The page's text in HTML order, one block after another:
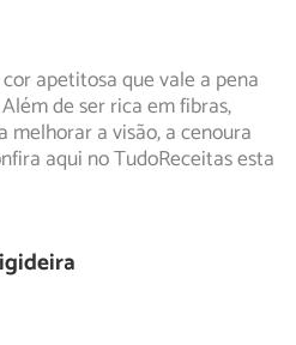
apetitosa que vale a pena
de ser rica em fibras,
melhorar a visão, a cenoura
aqui no TudoReceitas esta